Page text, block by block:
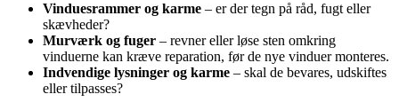
Vinduesrammer og karme – er der tegn på råd, fugt eller
skævheder?
Murværk og fuger – revner eller løse sten omkring
vinduerne kan kræve reparation, før de nye vinduer monteres.
Indvendige lysninger og karme – skal de bevares, udskiftes
eller tilpasses?